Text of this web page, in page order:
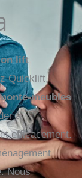
lift
Quicklift,
meubles
à
efficacement.
Nous